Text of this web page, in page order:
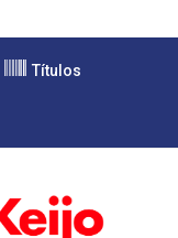
Títulos